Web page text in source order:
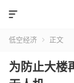

低空经济  正文
为防止大楼